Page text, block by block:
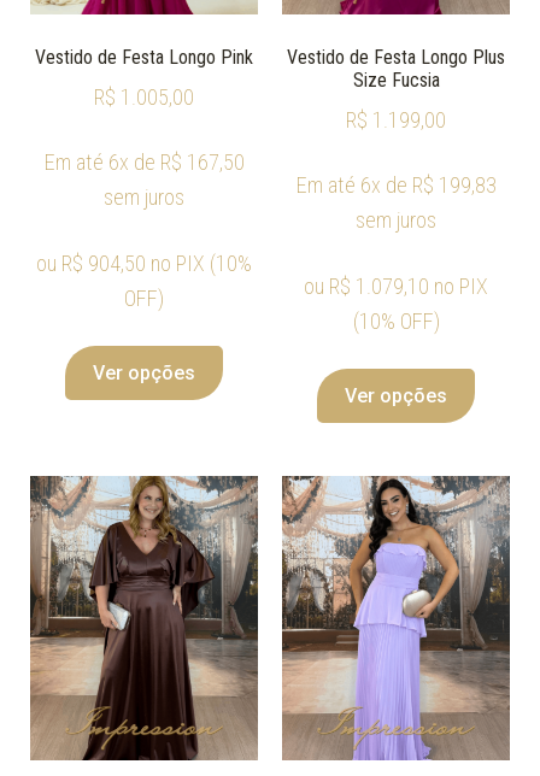
Vestido de Festa Longo Pink
R$ 1.005,00
Em até 6x de R$ 167,50
sem juros
ou R$ 904,50 no PIX (10%
OFF)
Ver opções
Vestido de Festa Longo Plus
Size Fucsia
R$ 1.199,00
Em até 6x de R$ 199,83
sem juros
ou R$ 1.079,10 no PIX
(10% OFF)
Ver opções